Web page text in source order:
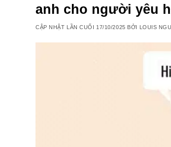
anh cho người yêu
CẬP NHẬT LẦN CUỐI 17/10/2025 BỞI LOUIS